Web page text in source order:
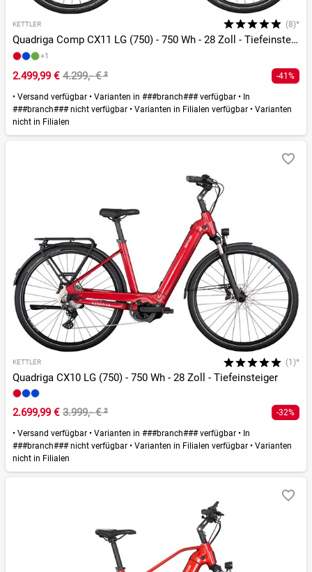
KETTLER (8)*
Quadriga Comp CX11 LG (750) - 750 Wh - 28 Zoll - Tiefeinsteiger
+1
2.499,99 € 4.299,- €² -41%
• Versand verfügbar • Varianten in ###branch### verfügbar • In
###branch### nicht verfügbar • Varianten in Filialen verfügbar • Varianten
nicht in Filialen
KETTLER (1)*
Quadriga CX10 LG (750) - 750 Wh - 28 Zoll - Tiefeinsteiger
2.699,99 € 3.999,- €² -32%
• Versand verfügbar • Varianten in ###branch### verfügbar • In
###branch### nicht verfügbar • Varianten in Filialen verfügbar • Varianten
nicht in Filialen